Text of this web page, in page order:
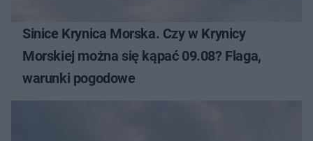
Sinice Krynica Morska. Czy w Krynicy
Morskiej można się kąpać 09.08? Flaga,
warunki pogodowe